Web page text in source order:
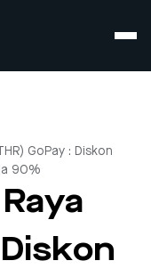
GoPay : Diskon
90%